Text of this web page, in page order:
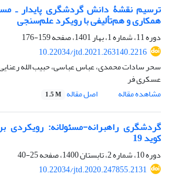
ترسیم نقشۀ دانش گردشگری پایدار ـ
همکاری و هم‏‌تألیفی با رویکرد علم‏‌سنجی
دوره 11، شماره 1، بهار 1401، صفحه
159-176
10.22034/jtd.2021.263140.2216
سحر سادات محمدی، عباس عباسی، حبیب الله
عسکری فر
مشاهده مقاله
اصل مقاله 1.5 M
گردشگری راهبرانه-مسئولانه: رویکردی
کوید 19
دوره 10، شماره 2، تابستان 1400، صفحه
25-40
10.22034/jtd.2020.247855.2131